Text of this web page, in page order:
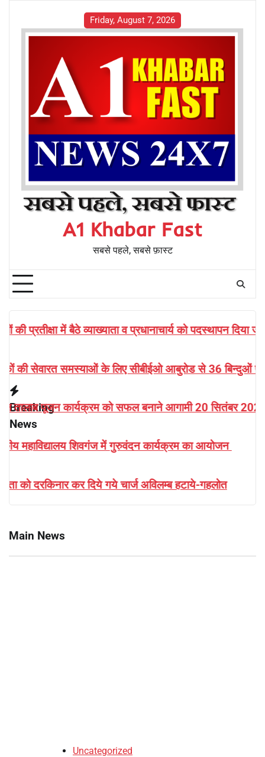
Friday, August 7, 2026
A1 Khabar Fast
सबसे पहले, सबसे फ़ास्ट
Breaking
News
को पदस्थापन दिया जाये
आबुरोड से 36 बिन्दुओं पर विस्तृत वार्ता
आगामी 20 सितंबर 2026 को आयोजन होने वाले माली समाज
का आयोजन
हटाये-गहलोत
Main News
Uncategorized